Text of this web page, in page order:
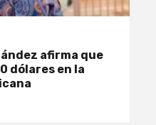
afirma que
dólares en la